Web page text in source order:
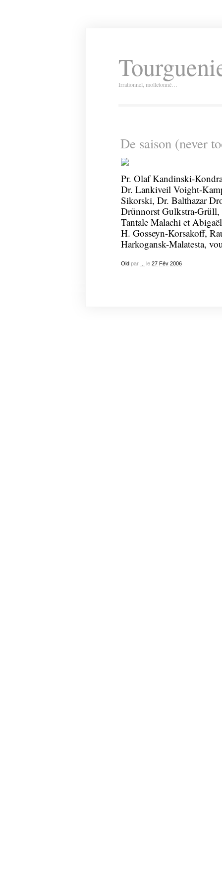
Irrationnel, molletonné…
De saison (never
Pr. Olaf Kandinski-
Dr. Lankiveil Voight-
Sikorski, Dr. Balthazar
Drünnorst Gulkstra-
Tantale Malachi et
H. Gosseyn-Korsakoff,
Harkogansk-Malatesta,
Old par le 27 Fév 2006